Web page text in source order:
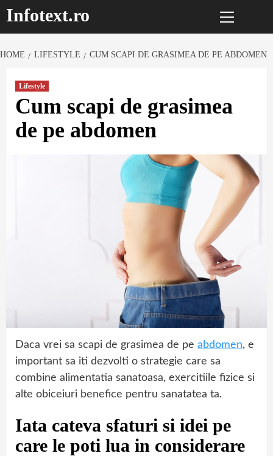
Sari
laInfotext.ro
Menu
HOME LIFESTYLE CUM SCAPI DE GRASIMEA DE PE ABDOMEN
Lifestyle
Cum scapi de grasimea
de pe abdomen
Daca vrei sa scapi de grasimea de pe abdomen, e
important sa iti dezvolti o strategie care sa
combine alimentatia sanatoasa, exercitiile fizice si
alte obiceiuri benefice pentru sanatatea ta.
Iata cateva sfaturi si idei pe
care le poti lua in considerare